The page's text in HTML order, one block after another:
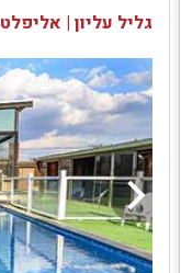
גליל עליון | אליפלט